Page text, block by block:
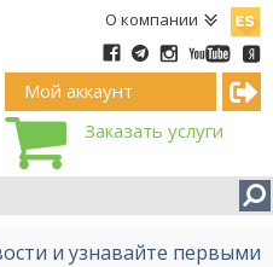
О компании
Мой аккаунт
Заказать услуги
и узнавайте первыми